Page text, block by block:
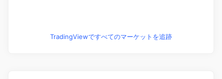
TradingViewですべてのマーケットを追跡